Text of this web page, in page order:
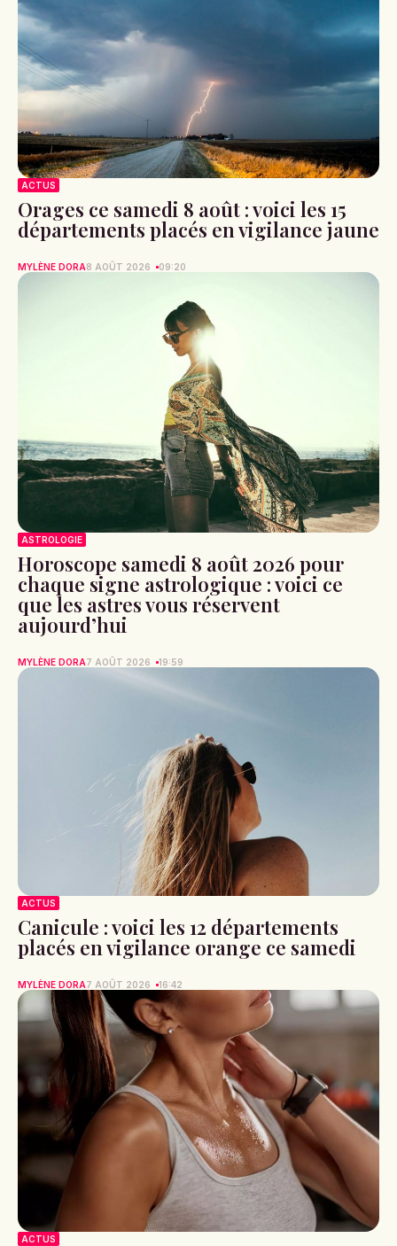
ACTUS
Orages ce samedi 8 août : voici les 15
départements placés en vigilance jaune
MYLÈNE DORA8 AOÛT 2026 09:20
ASTROLOGIE
Horoscope samedi 8 août 2026 pour
chaque signe astrologique : voici ce
que les astres vous réservent
aujourd’hui
MYLÈNE DORA7 AOÛT 2026 19:59
ACTUS
Canicule : voici les 12 départements
placés en vigilance orange ce samedi
MYLÈNE DORA7 AOÛT 2026 16:42
ACTUS